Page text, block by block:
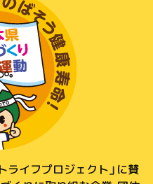
ライフプロジェクト」に賛